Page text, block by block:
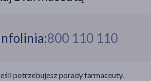
800 110 110
potrzebujesz porady farmaceuty.